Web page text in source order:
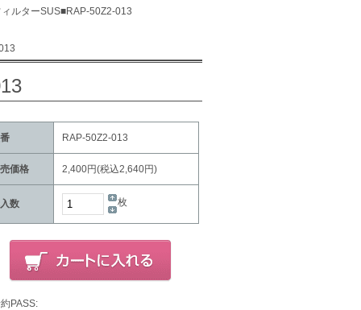
ルターSUS■RAP-50Z2-013
RAP-50Z2-013
価格 2,400円(税込2,640円)
数 枚
PASS: